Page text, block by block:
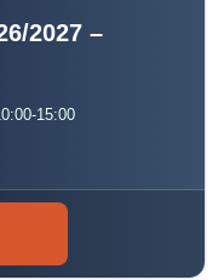
2027 –
15:00